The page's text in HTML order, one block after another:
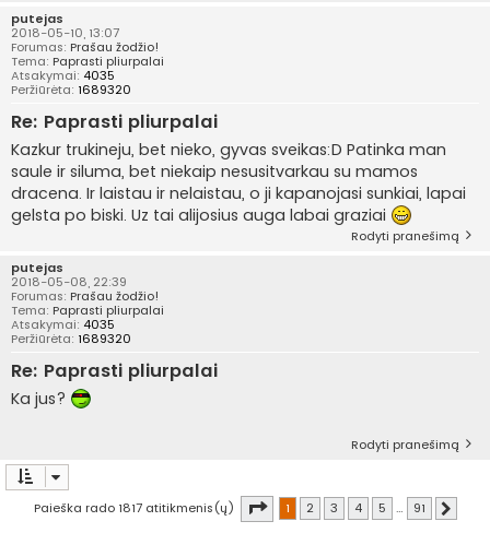
putejas
2018-05-10, 13:07
Forumas: Prašau žodžio!
Tema: Paprasti pliurpalai
Atsakymai: 4035
Peržiūrėta: 1689320
Re: Paprasti pliurpalai
Kazkur trukineju, bet nieko, gyvas sveikas:D Patinka man
saule ir siluma, bet niekaip nesusitvarkau su mamos
dracena. Ir laistau ir nelaistau, o ji kapanojasi sunkiai, lapai
gelsta po biski. Uz tai alijosius auga labai graziai
Rodyti pranešimą
putejas
2018-05-08, 22:39
Forumas: Prašau žodžio!
Tema: Paprasti pliurpalai
Atsakymai: 4035
Peržiūrėta: 1689320
Re: Paprasti pliurpalai
Ka jus?
Rodyti pranešimą
Paieška rado 1817 atitikmenis(ų) Puslapis iš 91
1 2 3 4 5 … 91